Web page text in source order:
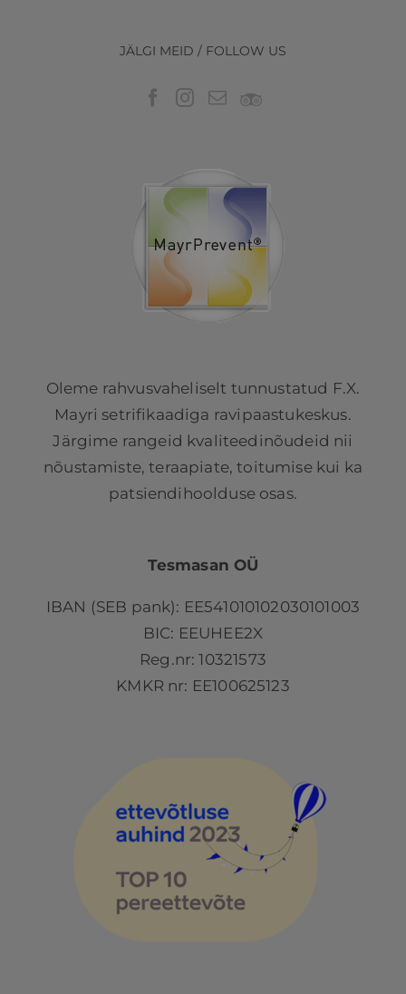
JÄLGI MEID / FOLLOW US
Oleme rahvusvaheliselt tunnustatud F.X.
Mayri setrifikaadiga ravipaastukeskus.
Järgime rangeid kvaliteedinõudeid nii
nõustamiste, teraapiate, toitumise kui ka
patsiendihoolduse osas.
Tesmasan OÜ
IBAN (SEB pank): EE541010102030101003
BIC: EEUHEE2X
Reg.nr: 10321573
KMKR nr: EE100625123